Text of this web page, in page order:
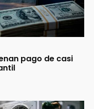
pago de casi